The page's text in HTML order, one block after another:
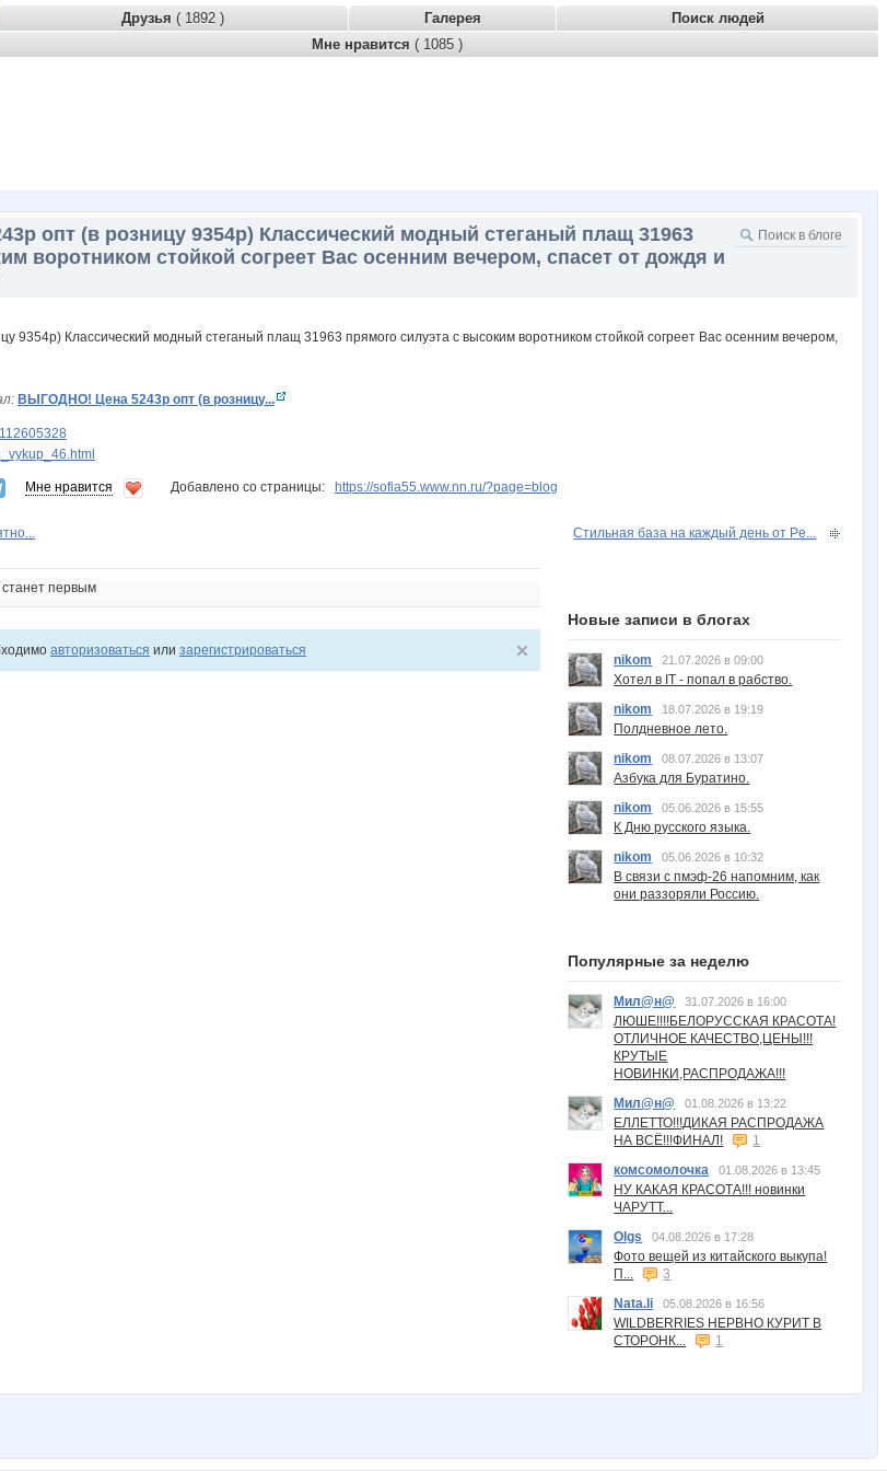
Друзья ( 1892 ) Галерея
Поиск людей
Мне нравится ( 1085 )
опт (в розницу 9354р) Классический модный стеганый плащ 31963
воротником стойкой согреет Вас осенним вечером, спасет от дождя и
ВЫГОДНО! Цена 5243р опт (в розницу...
Мне нравится Добавлено со страницы: https://sofia55.www.nn.ru/?page=blog
Стильная база на каждый день от Pe...
первым
авторизоваться или зарегистрироваться
Новые записи в блогах
nikom 21.07.2026 в 09:00
Хотел в IT - попал в рабство.
nikom
18.07.2026 в 19:19
Полдневное лето.
nikom
08.07.2026 в 13:07
Азбука для Буратино.
nikom
05.06.2026 в 15:55
К Дню русского языка.
nikom
05.06.2026 в 10:32
В связи с пмэф-26 напомним, как
они раззоряли Россию.
Популярные за неделю
Мил@н@ 31.07.2026 в 16:00
ЛЮШЕ!!!!БЕЛОРУССКАЯ КРАСОТА!
ОТЛИЧНОЕ КАЧЕСТВО,ЦЕНЫ!!!
КРУТЫЕ
НОВИНКИ,РАСПРОДАЖА!!!
Мил@н@
01.08.2026 в 13:22
ЕЛЛЕТТО!!!ДИКАЯ РАСПРОДАЖА
НА ВСЁ!!!ФИНАЛ!
1
комсомолочка
01.08.2026 в 13:45
НУ КАКАЯ КРАСОТА!!! новинки
ЧАРУТТ...
Olgs
04.08.2026 в 17:28
Фото вещей из китайского выкупа!
П...
3
Nata.li
05.08.2026 в 16:56
WILDBERRIES НЕРВНО КУРИТ В
СТОРОНК...
1